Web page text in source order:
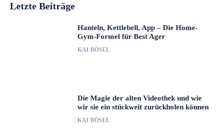
Letzte Beiträge
Hanteln, Kettlebell, App – Die Home-
Gym-Formel für Best Ager
KAI BÖSEL
Die Magie der alten Videothek und wie
wir sie ein stückweit zurückholen können
KAI BÖSEL